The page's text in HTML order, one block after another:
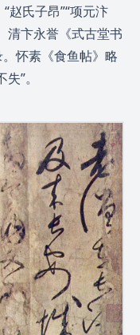
赵氏子昂”“项元汴
清卞永誉《式古堂书
怀素《食鱼帖》略
”。